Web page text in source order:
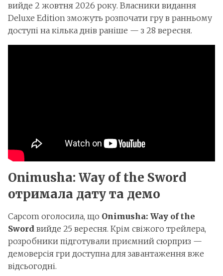
вийде 2 жовтня 2026 року. Власники видання
Deluxe Edition зможуть розпочати гру в ранньому
доступі на кілька днів раніше — з 28 вересня.
Onimusha: Way of the Sword
отримала дату та демо
Capcom оголосила, що Onimusha: Way of the
Sword вийде 25 вересня. Крім свіжого трейлера,
розробники підготували приємний сюрприз —
демоверсія гри доступна для завантаження вже
відсьогодні.